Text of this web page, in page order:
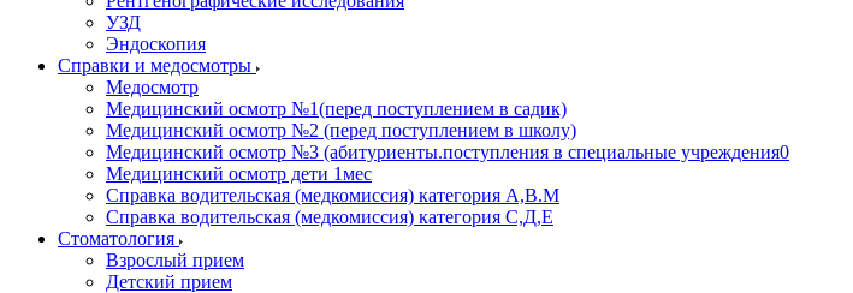
УЗД
Эндоскопия
Справки и медосмотры
Медосмотр
Медицинский осмотр №1(перед поступлением в садик)
Медицинский осмотр №2 (перед поступлением в школу)
Медицинский осмотр №3 (абитуриенты.поступления в специальные учреждения0
Медицинский осмотр дети 1мес
Справка водительская (медкомиссия) категория А,В.М
Справка водительская (медкомиссия) категория С,Д,Е
Стоматология
Взрослый прием
Детский прием